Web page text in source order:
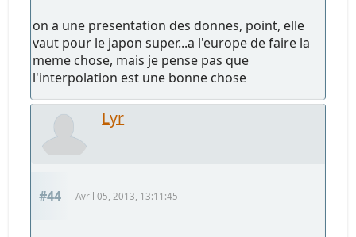
on a une presentation des donnes, point, elle
vaut pour le japon super...a l'europe de faire la
meme chose, mais je pense pas que
l'interpolation est une bonne chose
Lyr
#44 Avril 05, 2013, 13:11:45